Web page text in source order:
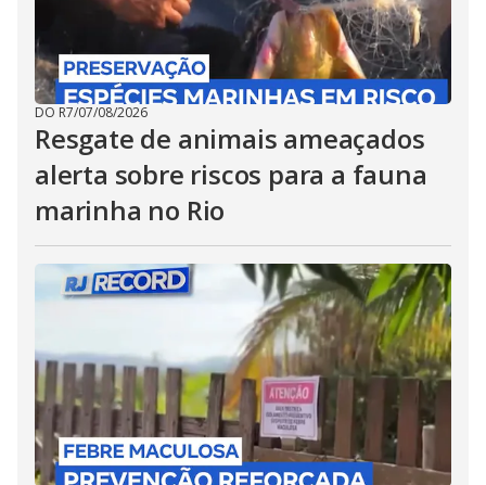
DO R7/07/08/2026
Resgate de animais ameaçados
alerta sobre riscos para a fauna
marinha no Rio